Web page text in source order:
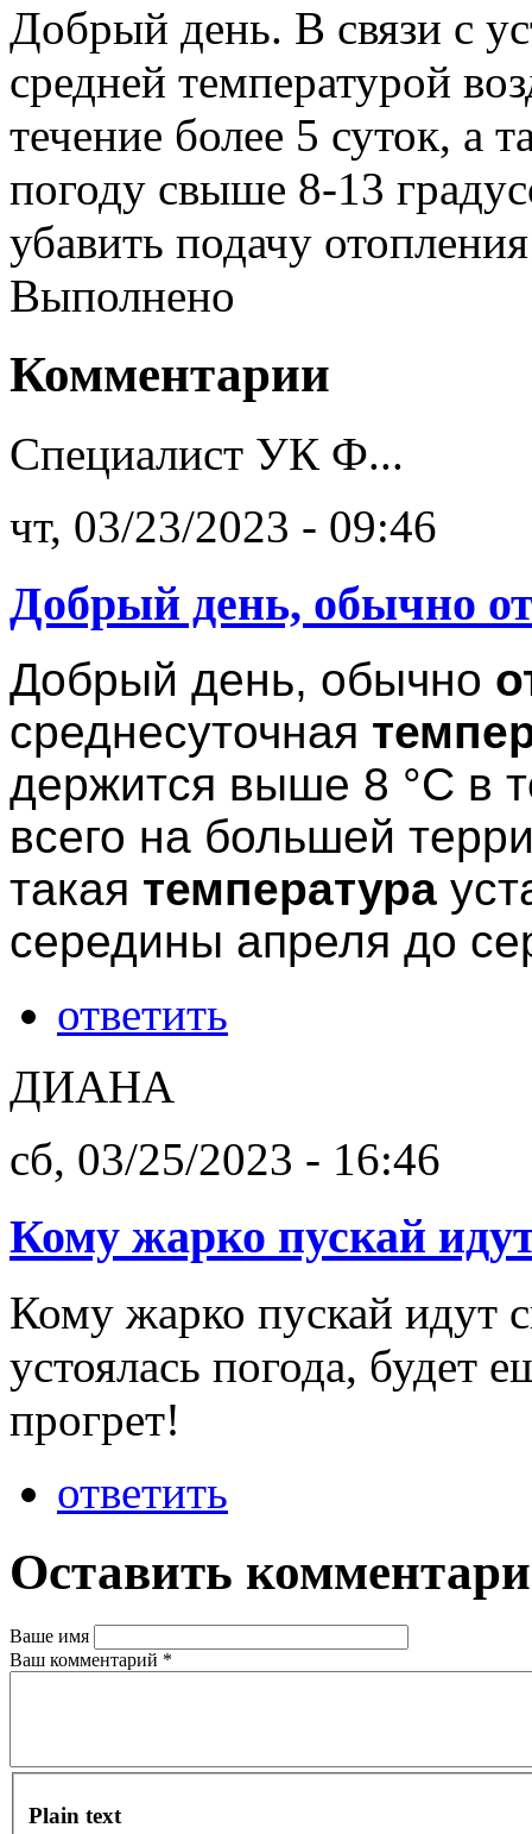
Добрый день. В связи с
средней температурой
течение более 5 суток, а
погоду свыше 8-13
убавить подачу
Выполнено
Комментарии
Специалист УК Ф...
чт, 03/23/2023 - 09:46
Добрый день, обычно
Добрый день, обычно
среднесуточная
держится выше 8 °С в
всего на большей
такая температура
середины апреля до
ответить
ДИАНА
сб, 03/25/2023 - 16:46
Кому жарко пускай
Кому жарко пускай идут
устоялась погода, будет
прогрет!
ответить
Оставить
Ваше имя
Ваш комментарий *
Plain text